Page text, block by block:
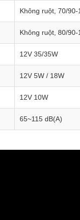
Không ruột, 70/90-
Không ruột, 80/90-
12V 35/35W
12V 5W / 18W
12V 10W
65~115 dB(A)